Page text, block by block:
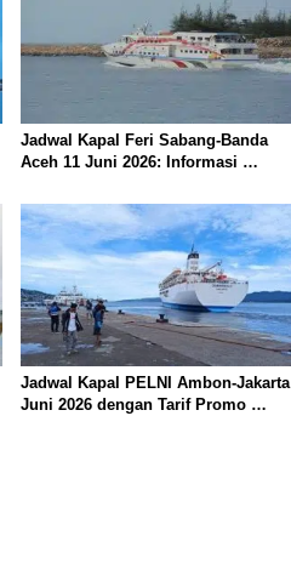
Jadwal Kapal Feri Sabang-Banda
Aceh 11 Juni 2026: Informasi
Pengemudi
Jadwal Kapal PELNI Ambon-Jakarta
Juni 2026 dengan Tarif Promo